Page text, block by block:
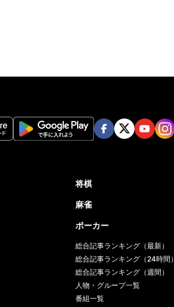
将棋
麻雀
ポーカー
総合記事ランキング（最新）
総合記事ランキング（24時間）
総合記事ランキング（週間）
人物・グループ一覧
番組一覧